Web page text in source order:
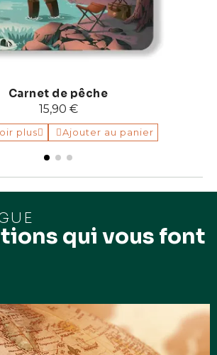
Carnet de pêche
15,90 €
plus Ajouter au panier
qui vous font